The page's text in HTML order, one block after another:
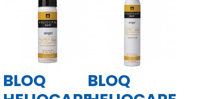
BLOQ
BLOQ